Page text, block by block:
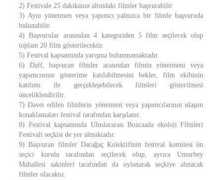
2) Festivale 25 dakikanın altındaki filmler başvurabilir
3) Aynı yönetmen veya yapımcı yalnızca bir filmle başvuruda
bulunabilir.
4) Başvurular arasından 4 kategoriden 5 film seçilecek olup
toplam 20 film gösterilecektir.
5) Festival kapsamında yarışma bulunmamaktadır.
6) Daff, başvuran filmler arasından filmin yönetmeni veya
yapımcısının gösterime katılabilmesini bekler, film ekibinin
katılımı ile gerçekleşebilecek filmleri gösterilmesi
önceliklendirilir.
7) Davet edilen filmlerin yönetmen veya yapımcılarının ulaşım
konaklamaları festival tarafından karşılanır.
8) Festival kapsamında Uluslararası Bozcaada ekoloji Filmleri
Festivali seçkisi de yer almaktadır.
9) Başvuran filmler Darağaç Kolektifinin festival komitesi ön
seçici kurulu tarafından seçilecek olup, ayrıca Umurbey
Mahallesi sakinleri tarafından da oylanarak seçkiye alınacak
filmler olacaktır.